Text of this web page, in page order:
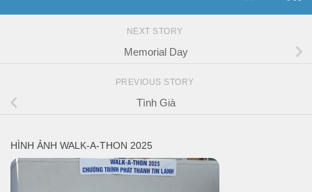
NEXT STORY
Memorial Day
PREVIOUS STORY
Tình Già
HÌNH ẢNH WALK-A-THON 2025